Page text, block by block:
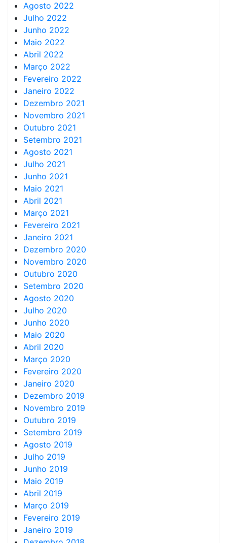
Agosto 2022
Julho 2022
Junho 2022
Maio 2022
Abril 2022
Março 2022
Fevereiro 2022
Janeiro 2022
Dezembro 2021
Novembro 2021
Outubro 2021
Setembro 2021
Agosto 2021
Julho 2021
Junho 2021
Maio 2021
Abril 2021
Março 2021
Fevereiro 2021
Janeiro 2021
Dezembro 2020
Novembro 2020
Outubro 2020
Setembro 2020
Agosto 2020
Julho 2020
Junho 2020
Maio 2020
Abril 2020
Março 2020
Fevereiro 2020
Janeiro 2020
Dezembro 2019
Novembro 2019
Outubro 2019
Setembro 2019
Agosto 2019
Julho 2019
Junho 2019
Maio 2019
Abril 2019
Março 2019
Fevereiro 2019
Janeiro 2019